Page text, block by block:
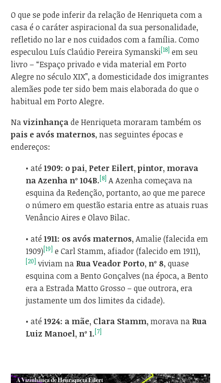
O que se pode inferir da relação de Henriqueta com a
casa é o caráter aspiracional da sua personalidade,
refletido no lar e nos cuidados com a família. Como
especulou Luís Claúdio Pereira Symanski[18] em seu
livro – “Espaço privado e vida material em Porto
Alegre no século XIX”, a domesticidade dos imigrantes
alemães pode ter sido bem mais elaborada do que o
habitual em Porto Alegre.
Navizinhançade Henriqueta moraram também os
pais e avós maternos, nas seguintes épocas e
endereços:
• até1909: o pai, Peter Eilert, pintor, morava
na Azenha nº 104B.[8] A Azenha começava na
esquina da Redenção, portanto, ao que me parece
o número em questão estaria entre as atuais ruas
Venâncio Aires e Olavo Bilac.
• até1911: os avós maternos,Amalie (falecida em
1909)[19] e Carl Stamm, afiador (falecido em 1911),
[20] viviam na Rua Veador Porto, nº 8, quase
esquina com a Bento Gonçalves (na época, a Bento
era a Estrada Matto Grosso – que outrora, era
justamente um dos limites da cidade).
• até1924: a mãe, Clara Stamm,morava na Rua
Luiz Manoel, nº 1.[7]